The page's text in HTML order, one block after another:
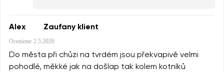
Alex Zaufany klient
Ocenione 2.5.2026
Do města při chůzi na tvrdém jsou překvapivě velmi
pohodlé, měkké jak na došlap tak kolem kotníků